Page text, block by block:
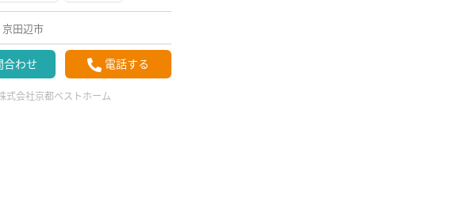
京田辺市
合わせ 電話する
式会社京都ベストホーム